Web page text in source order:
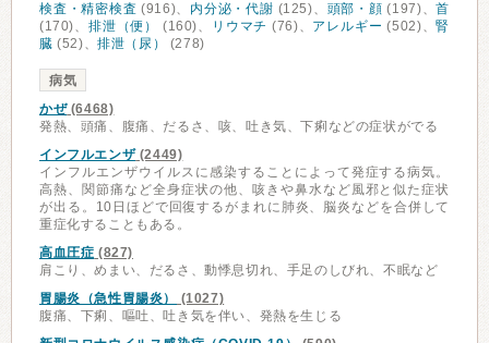
検査・精密検査 (916)、 内分泌・代謝 (125)、 頭部・顔 (197)、首
(170)、排泄（便） (160)、 リウマチ (76)、 アレルギー (502)、腎
臓 (52)、排泄（尿） (278)
病気
かぜ(6468)
発熱、頭痛、腹痛、だるさ、咳、吐き気、下痢などの症状がでる
インフルエンザ(2449)
インフルエンザウイルスに感染することによって発症する病気。
高熱、関節痛など全身症状の他、咳きや鼻水など風邪と似た症状
が出る。10日ほどで回復するがまれに肺炎、脳炎などを合併して
重症化することもある。
高血圧症 (827)
肩こり、めまい、だるさ、動悸息切れ、手足のしびれ、不眠など
胃腸炎（急性胃腸炎）
(1027)
腹痛、下痢、嘔吐、吐き気を伴い、発熱を生じる